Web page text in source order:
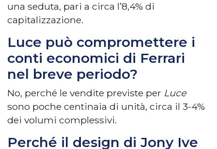
una seduta, pari a circa l’8,4% di
capitalizzazione.
Luce può compromettere i
conti economici di Ferrari
nel breve periodo?
No, perché le vendite previste per Luce
sono poche centinaia di unità, circa il 3-4%
dei volumi complessivi.
Perché il design di Jony Ive